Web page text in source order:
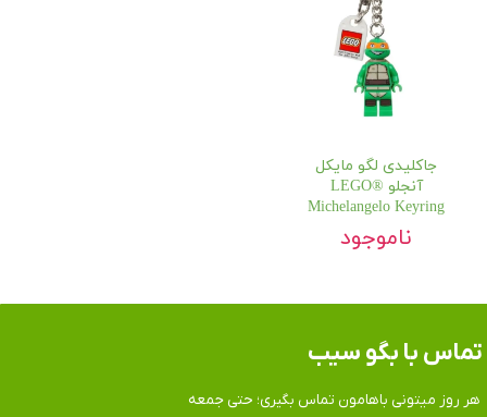
جاکلیدی لگو مایکل
آنجلو LEGO®
Michelangelo Keyring
ناموجود
هر روز میتونی باهامون تماس بگیری؛ حتی جمعه
تماس​​​​​​​ با بگو سیب